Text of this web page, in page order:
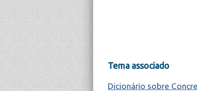
Tema associado
Dicionário sobre